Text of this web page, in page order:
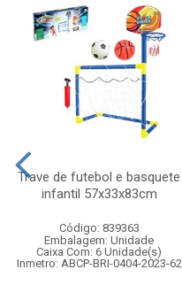
Trave de futebol e basquete
infantil 57x33x83cm
Código: 839363
Embalagem: Unidade
Caixa Com: 6 Unidade(s)
Inmetro: ABCP-BRI-0404-2023-62